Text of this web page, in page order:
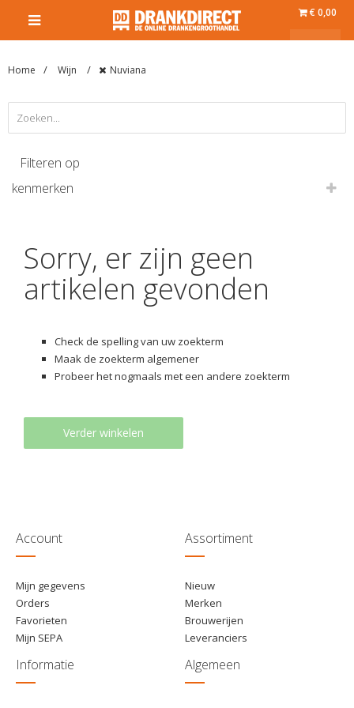
€ 0,00
Home Wijn Nuviana
Filteren op
kenmerken
Sorry, er zijn geen
artikelen gevonden
Check de spelling van uw zoekterm
Maak de zoekterm algemener
Probeer het nogmaals met een andere zoekterm
Verder winkelen
Account
Mijn gegevens
Orders
Favorieten
Mijn SEPA
Assortiment
Nieuw
Merken
Brouwerijen
Leveranciers
Informatie Algemeen